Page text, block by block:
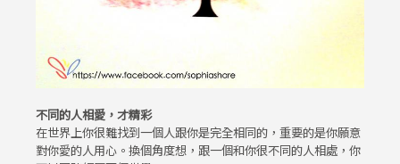
不同的人相愛，才精彩
在世界上你很難找到一個人跟你是完全相同的，重要的是你願意
對你愛的人用心。換個角度想，跟一個和你很不同的人相處，你